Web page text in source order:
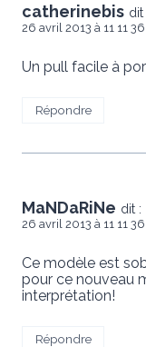
catherinebis dit
26 avril 2013 à 11 11
Un pull facile à
Répondre
MaNDaRiNe dit :
26 avril 2013 à 11 11
Ce modèle est
pour ce nouveau
interprétation!
Répondre